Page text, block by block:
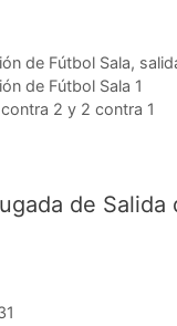
de Fútbol Sala,
de Fútbol Sala 1
2 y 2 contra 1
de Salida